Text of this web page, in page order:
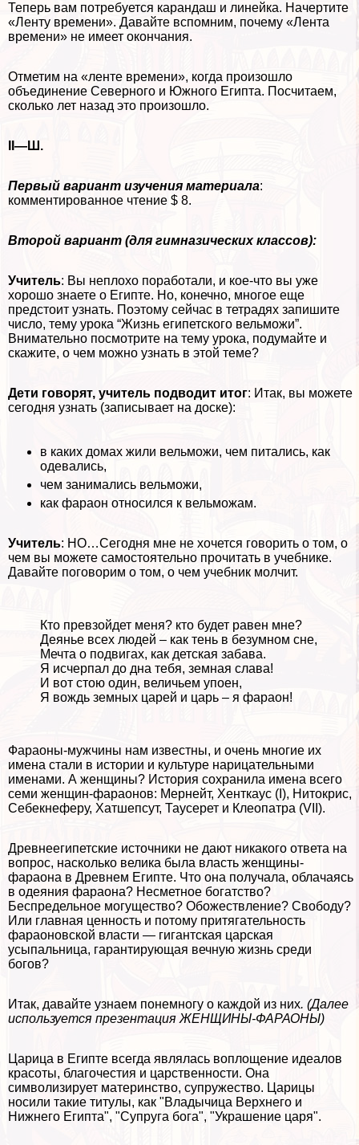
Теперь вам потребуется карандаш и линейка. Начертите
«Ленту времени». Давайте вспомним, почему «Лента
времени» не имеет окончания.
Отметим на «ленте времени», когда произошло
объединение Северного и Южного Египта. Посчитаем,
сколько лет назад это произошло.
II—Ш.
Первый вариант изучения материала:
комментированное чтение $ 8.
Второй вариант (для гимназических классов):
Учитель: Вы неплохо поработали, и кое-что вы уже
хорошо знаете о Египте. Но, конечно, многое еще
предстоит узнать. Поэтому сейчас в тетрадях запишите
число, тему урока “Жизнь египетского вельможи”.
Внимательно посмотрите на тему урока, подумайте и
скажите, о чем можно узнать в этой теме?
Дети говорят, учитель подводит итог: Итак, вы можете
сегодня узнать (записывает на доске):
в каких домах жили вельможи, чем питались, как
одевались,
чем занимались вельможи,
как фараон относился к вельможам.
Учитель: НО…Сегодня мне не хочется говорить о том, о
чем вы можете самостоятельно прочитать в учебнике.
Давайте поговорим о том, о чем учебник молчит.
Кто превзойдет меня? кто будет равен мне?
Деянье всех людей – как тень в безумном сне,
Мечта о подвигах, как детская забава.
Я исчерпал до дна тебя, земная слава!
И вот стою один, величьем упоен,
Я вождь земных царей и царь – я фараон!
Фараоны-мужчины нам известны, и очень многие их
имена стали в истории и культуре нарицательными
именами. А женщины? История сохранила имена всего
семи женщин-фараонов: Мернейт, Хенткаус (I), Нитокрис,
Себекнеферу, Хатшепсут, Таусерет и Клеопатра (VII).
Древнеегипетские источники не дают никакого ответа на
вопрос, насколько велика была власть женщины-
фараона в Древнем Египте. Что она получала, облачаясь
в одеяния фараона? Несметное богатство?
Беспредельное могущество? Обожествление? Свободу?
Или главная ценность и потому притягательность
фараоновской власти — гигантская царская
усыпальница, гарантирующая вечную жизнь среди
богов?
Итак, давайте узнаем понемногу о каждой из них. (Далее
используется презентация ЖЕНЩИНЫ-ФАРАОНЫ)
Царица в Египте всегда являлась воплощение идеалов
красоты, благочестия и царственности. Она
символизирует материнство, супружество. Царицы
носили такие титулы, как "Владычица Верхнего и
Нижнего Египта", "Супруга бога", "Украшение царя".